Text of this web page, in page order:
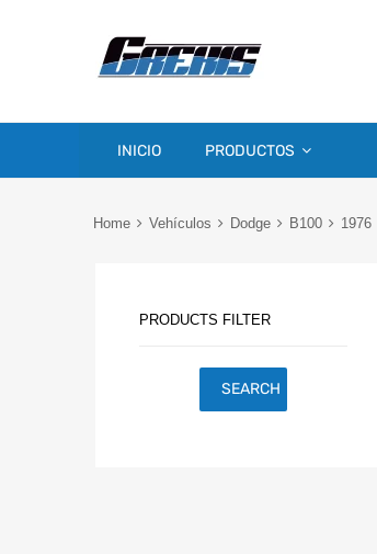
INICIO PRODUCTOS
Home Vehículos Dodge B100 1976
PRODUCTS FILTER
SEARCH